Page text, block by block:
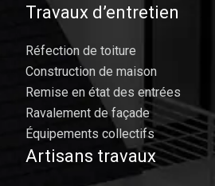
Travaux d’entretien
Réfection de toiture
Construction de maison
Remise en état des entrées
Ravalement de façade
Équipements collectifs
Artisans travaux